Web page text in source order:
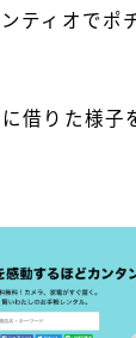
ティオ でポ
借りた様子